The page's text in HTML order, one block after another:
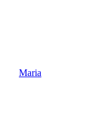
Maria